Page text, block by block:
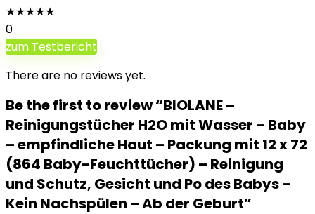
★★★★★
0
zum Testbericht
There are no reviews yet.
Be the first to review “BIOLANE –
Reinigungstücher H2O mit Wasser – Baby
– empfindliche Haut – Packung mit 12 x 72
(864 Baby-Feuchttücher) – Reinigung
und Schutz, Gesicht und Po des Babys –
Kein Nachspülen – Ab der Geburt”